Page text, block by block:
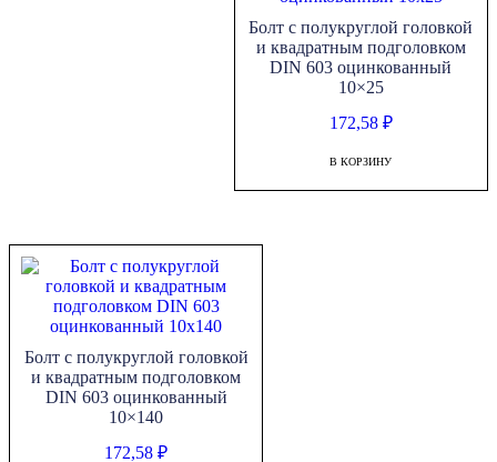
Болт с полукруглой головкой
и квадратным подголовком
DIN 603 оцинкованный
10×25
172,58 ₽
В КОРЗИНУ
Болт с полукруглой головкой
и квадратным подголовком
DIN 603 оцинкованный
10×140
172,58₽